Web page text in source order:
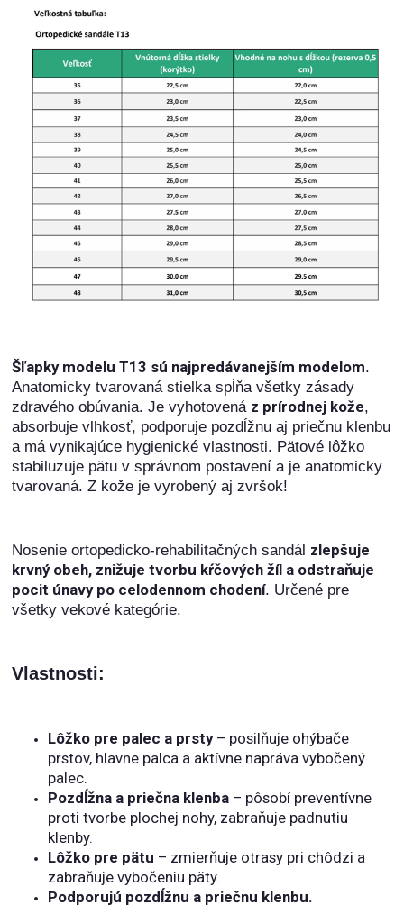
Šľapky modelu T13 sú najpredávanejším modelom.
Anatomicky tvarovaná stielka spĺňa všetky zásady
zdravého obúvania. Je vyhotovená z prírodnej kože,
absorbuje vlhkosť, podporuje pozdĺžnu aj priečnu klenbu
a má vynikajúce hygienické vlastnosti. Pätové lôžko
stabiluzuje pätu v správnom postavení a je anatomicky
tvarovaná. Z kože je vyrobený aj zvršok!
Nosenie ortopedicko-rehabilitačných sandál zlepšuje
krvný obeh, znižuje tvorbu kŕčových žíl a odstraňuje
pocit únavy po celodennom chodení. Určené pre
všetky vekové kategórie.
Vlastnosti:
Lôžko pre palec a prsty– posilňuje ohýbače
prstov, hlavne palca a aktívne napráva vybočený
palec.
Pozdĺžna a priečna klenba – pôsobí preventívne
proti tvorbe plochej nohy, zabraňuje padnutiu
klenby.
Lôžko pre pätu – zmierňuje otrasy pri chôdzi a
zabraňuje vybočeniu päty.
Podporujú pozdĺžnu a priečnu klenbu.